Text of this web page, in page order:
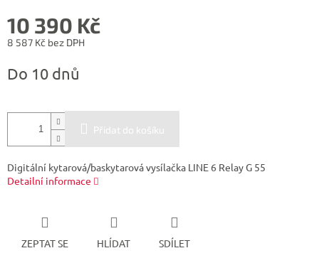
10 390 Kč
8 587 Kč bez DPH
cena:
Do 10 dnů
Přidat do košíku
Digitální kytarová/baskytarová vysílačka LINE 6 Relay G 55
Detailní informace
ZEPTAT SE HLÍDAT SDÍLET